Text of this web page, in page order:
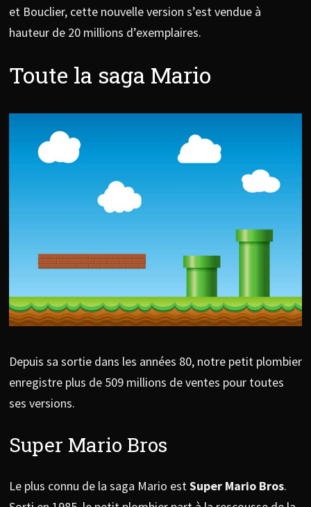
et Bouclier, cette nouvelle version s’est vendue à
hauteur de 20 millions d’exemplaires.
Toute la saga Mario
Depuis sa sortie dans les années 80, notre petit plombier
enregistre plus de 509 millions de ventes pour toutes
ses versions.
Super Mario Bros
Le plus connu de la saga Mario estSuper Mario Bros.